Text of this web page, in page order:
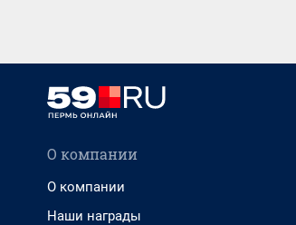
О компании
О компании
Наши награды